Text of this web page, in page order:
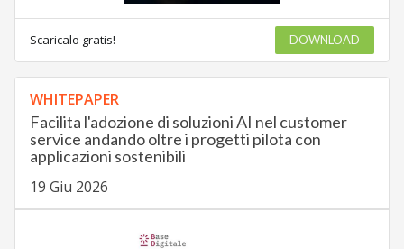
Scaricalo gratis! DOWNLOAD
WHITEPAPER
Facilita l'adozione di soluzioni AI nel customer
service andando oltre i progetti pilota con
applicazioni sostenibili
19 Giu 2026